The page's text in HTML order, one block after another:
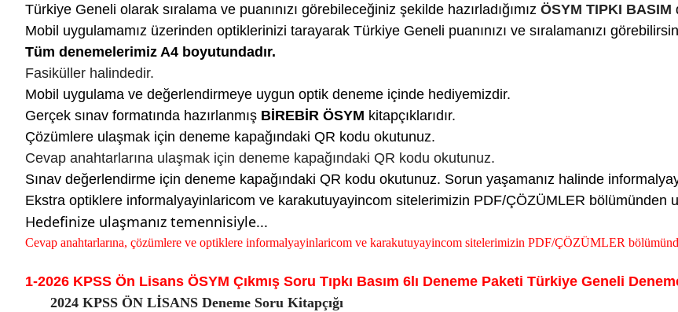
Türkiye Geneli olarak sıralama ve puanınızı görebileceğiniz şekilde hazırladığımız ÖSYM TIPKI BASIM
Mobil uygulamamız üzerinden optiklerinizi tarayarak Türkiye Geneli puanınızı ve sıralamanızı
Tüm denemelerimiz A4 boyutundadır.
Fasiküller halindedir.
Mobil uygulama ve değerlendirmeye uygun optik deneme içinde hediyemizdir.
Gerçek sınav formatında hazırlanmış BİREBİR ÖSYM kitapçıklarıdır.
Çözümlere ulaşmak için deneme kapağındaki QR kodu okutunuz.
Cevap anahtarlarına ulaşmak için deneme kapağındaki QR kodu okutunuz.
Sınav değerlendirme için deneme kapağındaki QR kodu okutunuz. Sorun yaşamanız halinde
Ekstra optiklere informalyayinlaricom ve karakutuyayincom sitelerimizin PDF/ÇÖZÜMLER bölümünden
Hedefinize ulaşmanız temennisiyle...
Cevap anahtarlarına, çözümlere ve optiklere informalyayinlaricom ve karakutuyayincom sitelerimizin PDF/ÇÖZÜMLER
1-2026 KPSS Ön Lisans ÖSYM Çıkmış Soru Tıpkı Basım 6lı Deneme Paketi Türkiye Geneli
2024 KPSS ÖN LİSANS Deneme Soru Kitapçığı